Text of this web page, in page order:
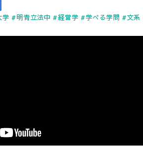
学 #明青立法中 #経営学 #学べる学問 #文系